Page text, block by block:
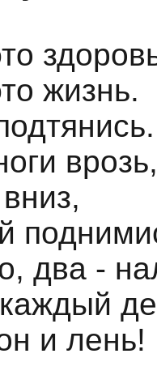
жизнь.
врозь,
два -
и лень!